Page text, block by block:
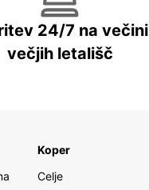
24/7 na večini
večjih letališč
Koper
Celje